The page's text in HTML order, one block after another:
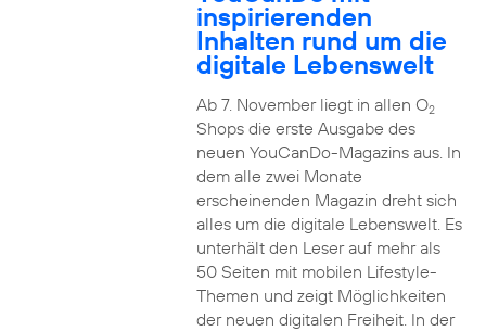
inspirierenden
Inhalten rund um die
digitale Lebenswelt
Ab 7. November liegt in allen O2
Shops die erste Ausgabe des
neuen YouCanDo-Magazins aus. In
dem alle zwei Monate
erscheinenden Magazin dreht sich
alles um die digitale Lebenswelt. Es
unterhält den Leser auf mehr als
50 Seiten mit mobilen Lifestyle-
Themen und zeigt Möglichkeiten
der neuen digitalen Freiheit. In der